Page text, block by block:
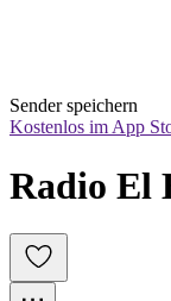
Sender speichern
Kostenlos im App
Radio El